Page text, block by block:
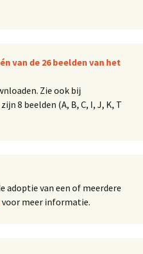
van de 26 beelden van het
Zie ook bij
8 beelden (A, B, C, I, J, K, T
adoptie van een of meerdere
voor meer informatie.